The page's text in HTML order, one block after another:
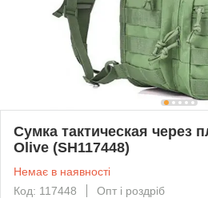
Сумка тактическая через
Olive (SH117448)
Немає в наявності
Код: 117448
Опт і роздріб